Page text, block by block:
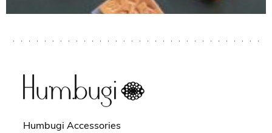
Humbugi Accessories